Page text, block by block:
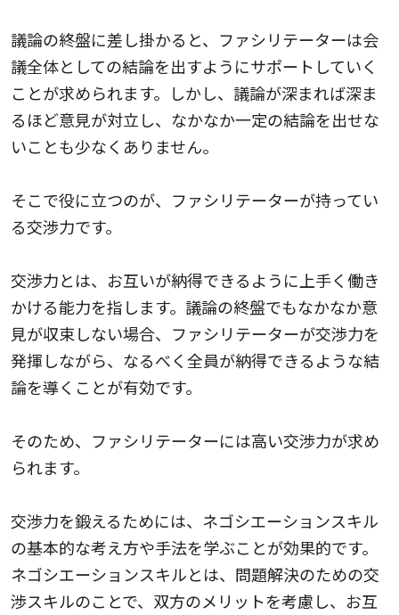
議論の終盤に差し掛かると、ファシリテーターは会
議全体としての結論を出すようにサポートしていく
ことが求められます。しかし、議論が深まれば深ま
るほど意見が対立し、なかなか一定の結論を出せな
いことも少なくありません。
そこで役に立つのが、ファシリテーターが持ってい
る交渉力です。
交渉力とは、お互いが納得できるように上手く働き
かける能力を指します。議論の終盤でもなかなか意
見が収束しない場合、ファシリテーターが交渉力を
発揮しながら、なるべく全員が納得できるような結
論を導くことが有効です。
そのため、ファシリテーターには高い交渉力が求め
られます。
交渉力を鍛えるためには、ネゴシエーションスキル
の基本的な考え方や手法を学ぶことが効果的です。
ネゴシエーションスキルとは、問題解決のための交
渉スキルのことで、双方のメリットを考慮し、お互